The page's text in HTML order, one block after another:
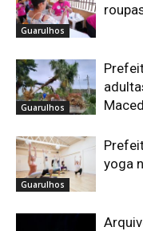
Guarulhos
Guarulhos
Guarulhos
yoga